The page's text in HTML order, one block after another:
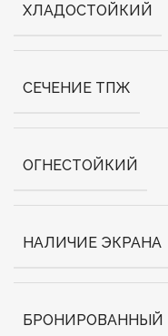
ХЛАДОСТОЙКИЙ
СЕЧЕНИЕ ТПЖ
ОГНЕСТОЙКИЙ
НАЛИЧИЕ ЭКРАНА
БРОНИРОВАННЫЙ